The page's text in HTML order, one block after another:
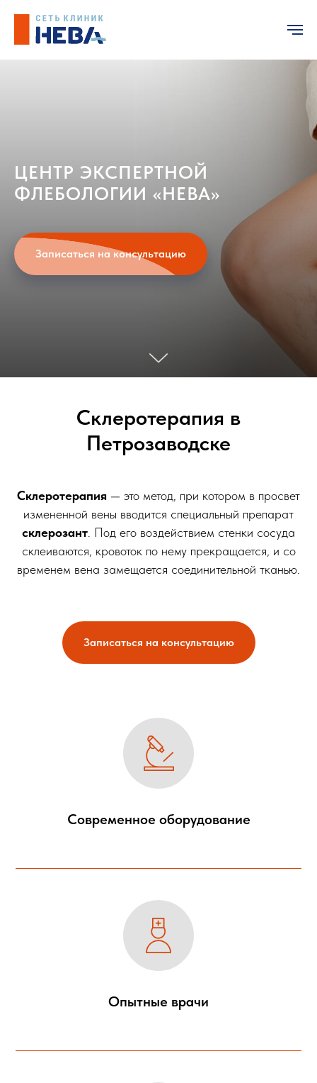
ЦЕНТР ЭКСПЕРТНОЙ
ФЛЕБОЛОГИИ «НЕВА»
Записаться на консультацию
Склеротерапия в
Петрозаводске
Склеротерапия — это метод, при котором в просвет
измененной вены вводится специальный препарат
склерозант. Под его воздействием стенки сосуда
склеиваются, кровоток по нему прекращается, и со
временем вена замещается соединительной тканью.
Записаться на консультацию
Современное оборудование
Опытные врачи